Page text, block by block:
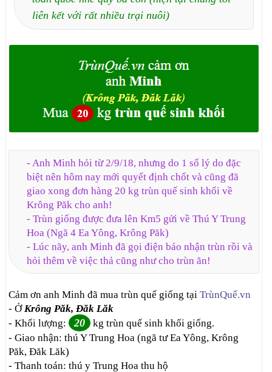
liên kết với rất nhiều trại nuôi)
- Anh Minh hỏi từ 2/9/18, nhưng do 1 số lý do đặc
biệt nên hôm nay mới quyết định chốt và cũng đã
giao xong đơn hàng 20 kg trùn quế sinh khối về
Krông Păk cho anh!
- Trùn giống được đưa lên Km5 gửi về Thú Y Trung
Hoa (Ngã 4 Ea Yông, Krông Păk)
- Lúc nãy, anh Minh đã gọi điện báo nhận trùn rồi và
hỏi thêm về việc thả cũng như cho trùn ăn!
Cảm ơn anh Minh đã mua trùn quế giống tạiTrùnQuế.vn
- Ở Krông Păk, Đăk Lăk
- Khối lượng: 20
kg trùn quế sinh khối giống.
- Giao nhận: thú Y Trung Hoa (ngã tư Ea Yông, Krông
Păk, Đăk Lăk)
- Thanh toán: thú y Trung Hoa thu hộ